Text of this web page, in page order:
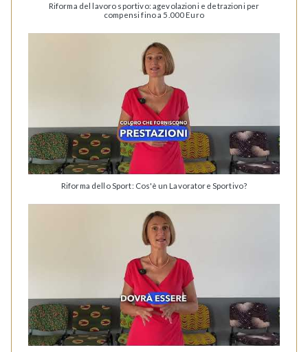
Riforma del lavoro sportivo: agevolazioni e detrazioni per
compensi fino a 5.000 Euro
Riforma dello Sport: Cos'è un Lavoratore Sportivo?